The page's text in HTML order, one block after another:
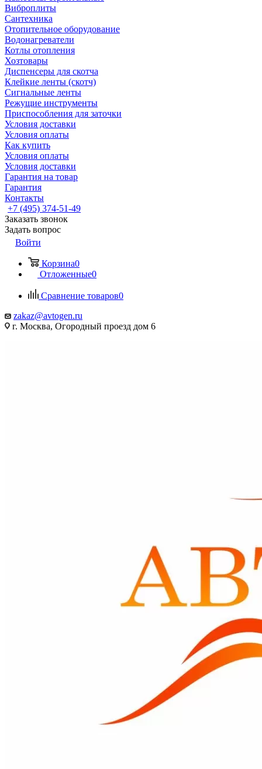
Виброплиты
Сантехника
Отопительное оборудование
Водонагреватели
Котлы отопления
Хозтовары
Диспенсеры для скотча
Клейкие ленты (скотч)
Сигнальные ленты
Режущие инструменты
Приспособления для заточки
Условия доставки
Условия оплаты
Как купить
Условия оплаты
Условия доставки
Гарантия на товар
Гарантия
Контакты
+7 (495) 374-51-49
Заказать звонок
Задать вопрос
Войти
Корзина0
Отложенные0
Сравнение товаров0
zakaz@avtogen.ru
г. Москва, Огородный проезд дом 6